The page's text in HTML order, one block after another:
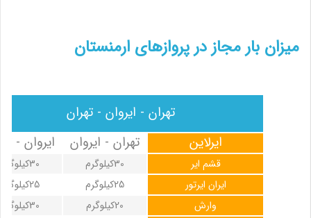
میزان بار مجاز در پروازهای ارمنستان
تهران - ایروان - تهران
ایروان -
تهران - ایروان ایرلاین
30کیلوگرم 30کیلوگرم
قشم ایر
25کیلوگرم
25کیلوگرم
ایران ایرتور
30کیلوگرم
20کیلوگرم
وارش